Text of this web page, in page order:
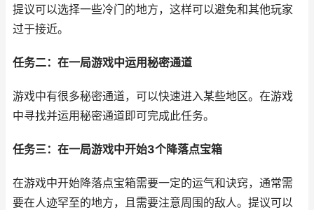
提议可以选择一些冷门的地方，这样可以避免和其他玩家
过于接近。
任务二：在一局游戏中运用秘密通道
游戏中有很多秘密通道，可以快速进入某些地区。在游戏
中寻找并运用秘密通道即可完成此任务。
任务三：在一局游戏中开始3个降落点宝箱
在游戏中开始降落点宝箱需要一定的运气和诀窍，通常需
要在人迹罕至的地方，且需要注意周围的敌人。提议可以